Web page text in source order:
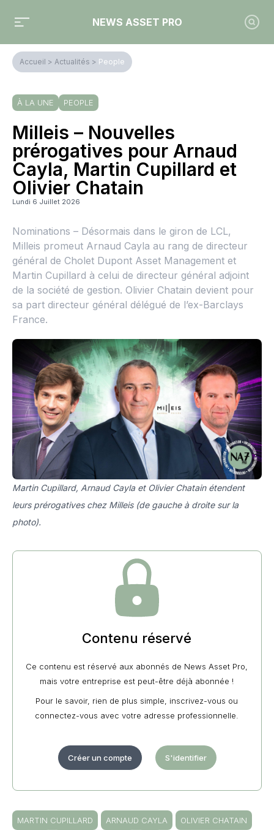
NEWS ASSET PRO
Accueil > Actualités > People
À LA UNE PEOPLE
Milleis – Nouvelles
prérogatives pour Arnaud
Cayla, Martin Cupillard et
Olivier Chatain
Lundi 6 Juillet 2026
Nominations – Désormais dans le giron de LCL,
Milleis promeut Arnaud Cayla au rang de directeur
général de Cholet Dupont Asset Management et
Martin Cupillard à celui de directeur général adjoint
de la société de gestion. Olivier Chatain devient pour
sa part directeur général délégué de l’ex-Barclays
France.
Martin Cupillard, Arnaud Cayla et Olivier Chatain étendent
leurs prérogatives chez Milleis (de gauche à droite sur la
photo).
Contenu réservé
Ce contenu est réservé aux abonnés de News Asset Pro,
mais votre entreprise est peut-être déjà abonnée !
Pour le savoir, rien de plus simple, inscrivez-vous ou
connectez-vous avec votre adresse professionnelle.
Créer un compte S'identifier
MARTIN CUPILLARD ARNAUD CAYLA
OLIVIER CHATAIN